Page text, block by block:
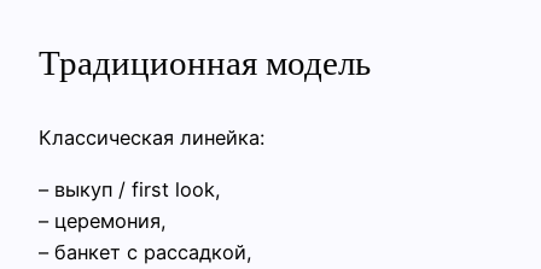
Традиционная модель
Классическая линейка:
– выкуп / first look,
– церемония,
– банкет с рассадкой,